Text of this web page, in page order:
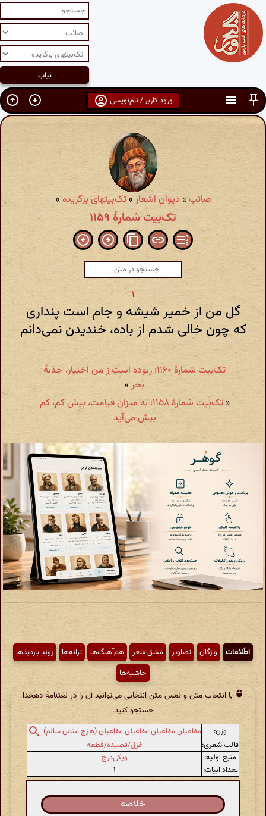
ورود کاربر / نام‌نویسی
صائب»دیوان اشعار »تک‌بیتهای برگزیده»
تک‌بیت شمارهٔ ۱۱۵۹
گل من از خمیر شیشه و جام است پنداری
که چون خالی شدم از باده، خندیدن نمی‌دانم
تک‌بیت شمارهٔ ۱۱۶۰: ربوده است ز من اختیار، جذبهٔ
بحر»
«
تک‌بیت شمارهٔ ۱۱۵۸: به میزان قیامت، بیش کم، کم
بیش می‌آید
اطّلاعات واژگان تصاویر مشق شعر هم‌آهنگ‌ها ترانه‌ها
روند بازدیدها
حاشیه‌ها
با انتخاب متن و لمس متن انتخابی می‌توانید آن را در لغتنامهٔ دهخدا
جستجو کنید.
وزن:
مفاعیلن مفاعیلن مفاعیلن مفاعیلن (هزج مثمن سالم)
قالب شعری:
غزل/قصیده/قطعه
منبع اولیه:
ویکی‌درج
تعداد ابیات:
۱
خلاصه